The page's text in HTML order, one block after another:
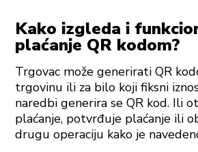
Kako izgleda i
plaćanje QR kodom?
Trgovac može generirati QR
trgovinu ili za bilo koji fiksni
naredbi generira se QR kod. Ili
plaćanje, potvrđuje plaćanje ili
drugu operaciju kako je